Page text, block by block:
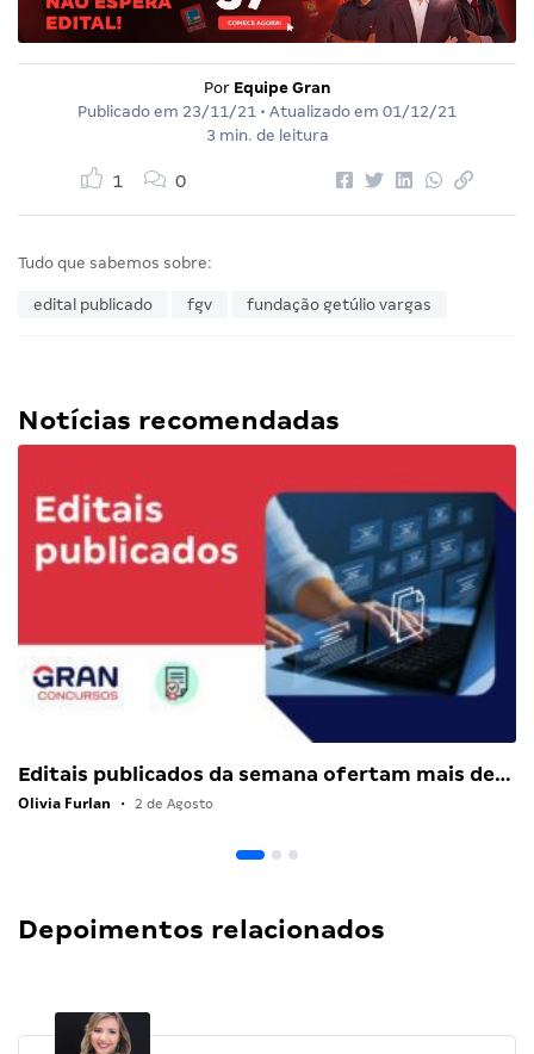
Por Equipe Gran
Publicado em 23/11/21 • Atualizado em 01/12/21
3 min. de leitura
1 0
Tudo que sabemos sobre:
edital publicado fgv fundação getúlio vargas
Notícias recomendadas
Editais publicados da semana ofertam mais de…
Olivia Furlan • 2 de Agosto
Depoimentos relacionados